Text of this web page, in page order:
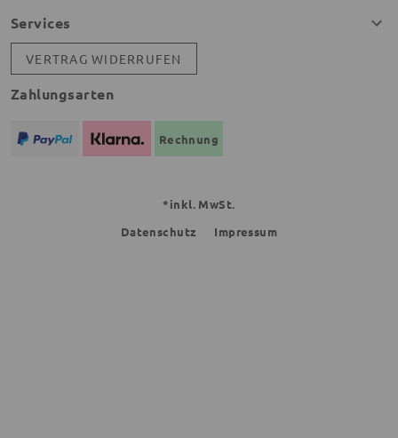
Services
VERTRAG WIDERRUFEN
Zahlungsarten
Rechnung
*inkl. MwSt.
Datenschutz
Impressum